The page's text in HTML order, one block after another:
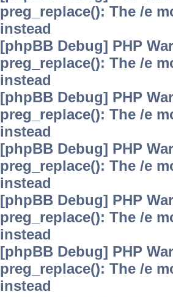
preg_replace(): The /e
instead
[phpBB Debug] PHP
preg_replace(): The /e
instead
[phpBB Debug] PHP
preg_replace(): The /e
instead
[phpBB Debug] PHP
preg_replace(): The /e
instead
[phpBB Debug] PHP
preg_replace(): The /e
instead
[phpBB Debug] PHP
preg_replace(): The /e
instead